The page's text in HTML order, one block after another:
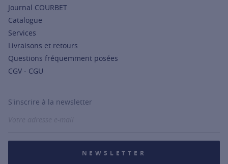
Journal COURBET
Catalogue
Services
Livraisons et retours
Questions fréquemment posées
CGV - CGU
S'inscrire à la newsletter
NEWSLETTER